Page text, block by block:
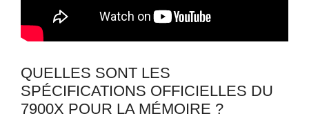
QUELLES SONT LES
SPÉCIFICATIONS OFFICIELLES DU
7900X POUR LA MÉMOIRE ?